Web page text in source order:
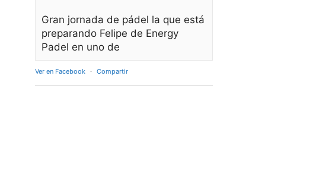
Gran jornada de pádel la que está
preparando Felipe de Energy
Padel en uno de
Ver en Facebook · Compartir